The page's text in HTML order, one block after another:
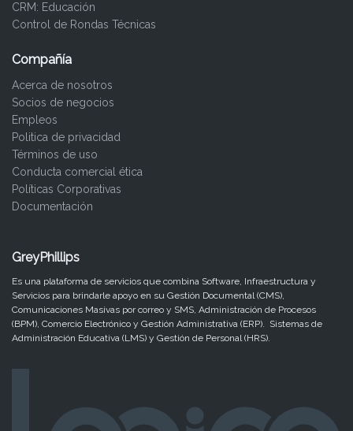
CRM: Educación
Control de Rondas Técnicas
Compañía
Acerca de nosotros
Socios de negocios
Empleos
Politica de privacidad
Términos de uso
Conducta comercial ética
Políticas Corporativas
Documentación
GreyPhillips
Es una plataforma de servicios que combina Software, Infraestructura y
Servicios para brindarle apoyo en su Gestión Documental (CMS),
Comunicaciones Masivas por correo y SMS, Administración de Procesos
(BPM), Comercio Electrónico y Gestión Administrativa (ERP). Sistemas de
Administración Educativa (LMS) y Gestión de Personal (HRS).